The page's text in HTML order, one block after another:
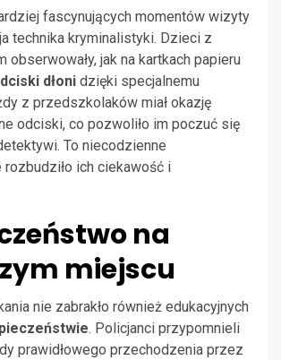
fascynujących momentów wizyty
technika kryminalistyki. Dzieci z
obserwowały, jak na kartkach papieru
dłoni dzięki specjalnemu
z przedszkolaków miał okazję
odciski, co pozwoliło im poczuć się
To niecodzienne
ich ciekawość i
na
miejscu
nie zabrakło również edukacyjnych
. Policjanci przypomnieli
prawidłowego przechodzenia przez